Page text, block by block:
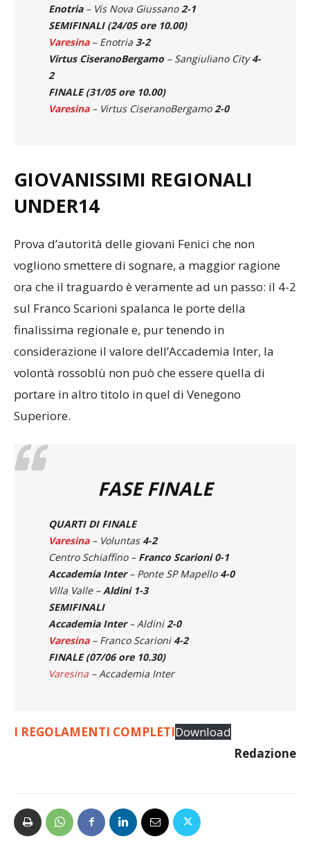
Sangiuliano City– Olginatese 3-2
Enotria– Vis Nova Giussano2-1
SEMIFINALI (24/05 ore 10.00)
Varesina– Enotria3-2
Virtus CiseranoBergamo
2
FINALE (31/05 ore 10.00)
GIOVANISSIMI REGIONALI
UNDER14
Prova d’autorità delle giovani Fenici che non
vogliono smettere di sognare, a maggior ragione
ora che il traguardo è veramente ad un passo: il 4-2
sul Franco Scarioni spalanca le porte della
finalissima regionale e, pur tenendo in
volontà rossoblù non può che essere quella di
portare in altro titolo in quel di Venegono
Superiore.
FASE FINALE
QUARTI DI FINALE
Varesina– Voluntas4-2
Centro Schiaffino – Franco Scarioni 0-1
Accademia Inter– Ponte SP Mapello
Villa Valle –Aldini 1-3
SEMIFINALI
Accademia Inter– Aldini2-0
Varesina – Franco Scarioni
FINALE (07/06 ore 10.30)
Download